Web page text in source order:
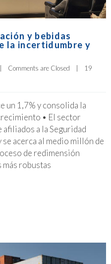
y bebidas
la incertidumbre y
Comments are Closed
19
un 1,7% y consolida la
• El sector
afiliados a la Seguridad
se acerca al medio millón de
de redimensión
robustas